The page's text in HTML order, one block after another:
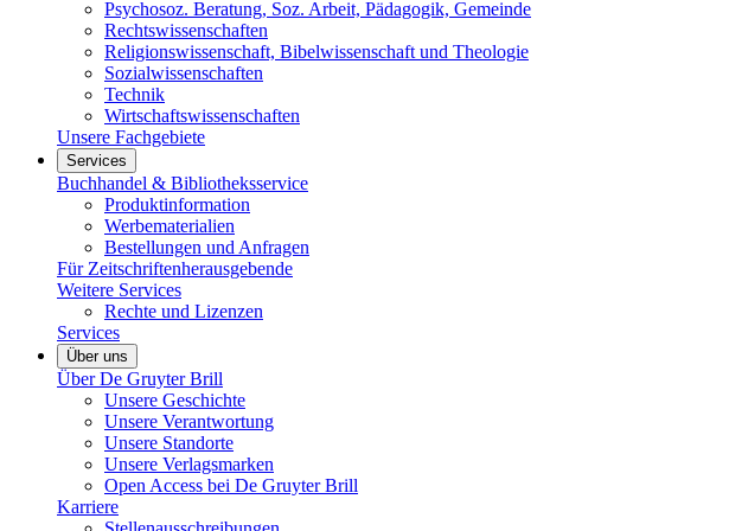
Psychosoz. Beratung, Soz. Arbeit, Pädagogik, Gemeinde
Rechtswissenschaften
Religionswissenschaft, Bibelwissenschaft und Theologie
Sozialwissenschaften
Technik
Wirtschaftswissenschaften
Unsere Fachgebiete
Services
Buchhandel & Bibliotheksservice
Produktinformation
Werbematerialien
Bestellungen und Anfragen
Für Zeitschriftenherausgebende
Weitere Services
Rechte und Lizenzen
Services
Über uns
Über De Gruyter Brill
Unsere Geschichte
Unsere Verantwortung
Unsere Standorte
Unsere Verlagsmarken
Open Access bei De Gruyter Brill
Karriere